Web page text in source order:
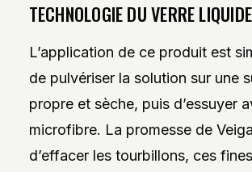
TECHNOLOGIE DU VERRE LIQUIDE
L’application de ce produit est
de pulvériser la solution sur une
propre et sèche, puis d’essuyer
microfibre. La promesse de
d’effacer les tourbillons, ces